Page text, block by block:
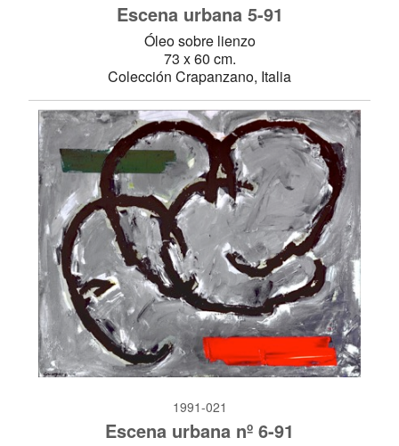
Escena urbana 5-91
Óleo sobre lienzo
73 x 60 cm.
Colección Crapanzano, Italia
1991-021
Escena urbana nº 6-91